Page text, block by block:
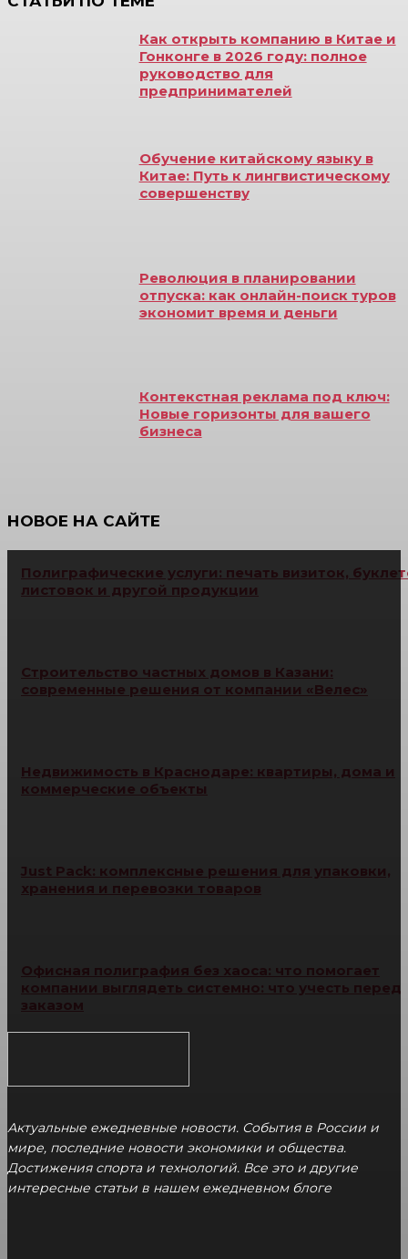
Как открыть компанию в Китае и
Гонконге в 2026 году: полное
руководство для
предпринимателей
Обучение китайскому языку в
Китае: Путь к лингвистическому
совершенству
Революция в планировании
отпуска: как онлайн-поиск туров
экономит время и деньги
Контекстная реклама под ключ:
Новые горизонты для вашего
бизнеса
НОВОЕ НА САЙТЕ
Полиграфические услуги: печать визиток,
листовок и другой продукции
Строительство частных домов в Казани:
современные решения от компании «Велес»
Недвижимость в Краснодаре: квартиры, дома и
коммерческие объекты
Just Pack: комплексные решения для упаковки,
хранения и перевозки товаров
Офисная полиграфия без хаоса: что помогает
компании выглядеть системно: что учесть перед
заказом
Актуальные ежедневные новости. События в России и
мире, последние новости экономики и общества.
Достижения спорта и технологий. Все это и другие
интересные статьи в нашем ежедневном блоге